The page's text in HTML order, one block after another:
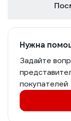
Нужна
Задайте
покупателей